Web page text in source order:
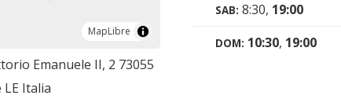
MapLibre
MapLibre
Emanuele II, 2 73055
LE Italia
SAB: 8:30, 19:00
DOM: 10:30, 19:00